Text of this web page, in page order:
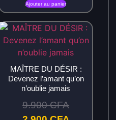
Ajouter au panier
MAÎTRE DU DÉSIR :
Devenez l’amant qu’on
n’oublie jamais
9.900CFA